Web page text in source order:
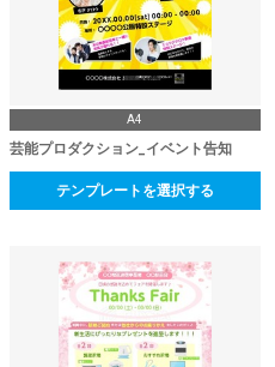
A4
芸能プロダクション_イベント告知
テンプレートを選択する